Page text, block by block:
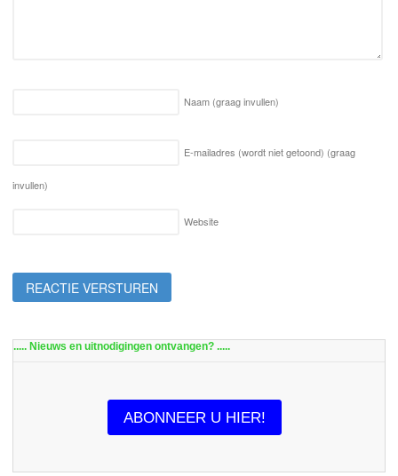
Naam (graag invullen)
E-mailadres (wordt niet getoond) (graag
invullen)
Website
..... Nieuws en uitnodigingen ontvangen? .....
ABONNEER U HIER!